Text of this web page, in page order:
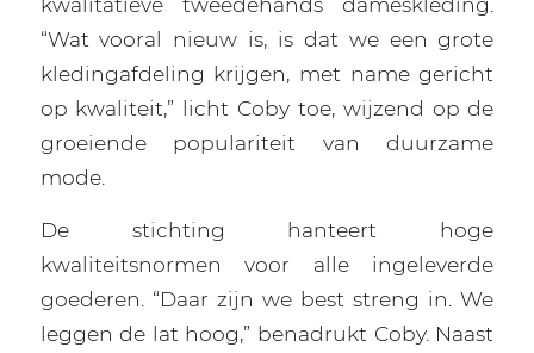
“Wat vooral nieuw is, is dat we een grote
kledingafdeling krijgen, met name gericht
op kwaliteit,” licht Coby toe, wijzend op de
groeiende populariteit van duurzame
mode.
De stichting hanteert hoge
kwaliteitsnormen voor alle ingeleverde
goederen. “Daar zijn we best streng in. We
leggen de lat hoog,” benadrukt Coby. Naast